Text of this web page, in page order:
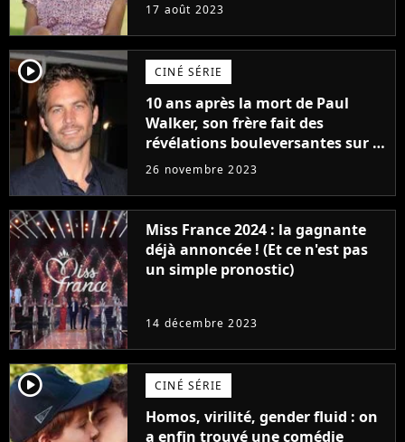
17 août 2023
player2 CINÉ SÉRIE
10 ans après la mort de Paul
Walker, son frère fait des
révélations bouleversantes sur la
réaction des acteurs de Fast and
26 novembre 2023
Miss France 2024 : la gagnante
déjà annoncée ! (Et ce n'est pas
un simple pronostic)
14 décembre 2023
player2 CINÉ SÉRIE
Homos, virilité, gender fluid : on
a enfin trouvé une comédie